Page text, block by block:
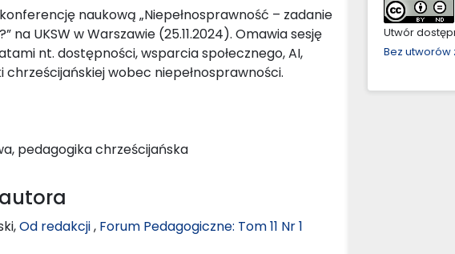
naukową „Niepełnosprawność – zadanie
na UKSW w Warszawie (25.11.2024). Omawia sesję
nt. dostępności, wsparcia społecznego, AI,
wobec niepełnosprawności.
pedagogika chrześcijańska
Od redakcji, Forum Pedagogiczne: Tom 11 Nr 1
Utwór
Bez utworów